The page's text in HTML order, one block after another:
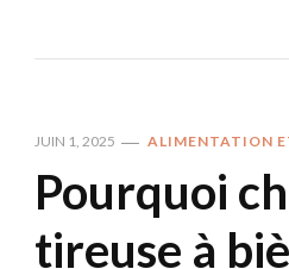
JUIN 1, 2025 ALIMENTATION
Pourquoi
tireuse à